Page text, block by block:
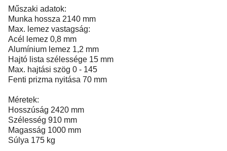
Műszaki adatok:
Munka hossza 2140 mm
Max. lemez vastagság:
Acél lemez 0,8 mm
Alumínium lemez 1,2 mm
Hajtó lista szélessége 15 mm
Max. hajtási szög 0 - 145
Fenti prizma nyitása 70 mm
Méretek:
Hosszúság 2420 mm
Szélesség 910 mm
Magasság 1000 mm
Súlya 175 kg